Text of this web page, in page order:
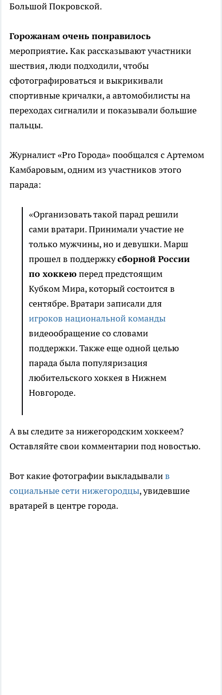
Большой Покровской.
Горожанам очень понравилось
мероприятие.Как рассказывают участники
шествия, люди подходили, чтобы
сфотографироваться и выкрикивали
спортивные кричалки, а автомобилисты на
переходах сигналили и показывали большие
пальцы.
Журналист «Pro Города» пообщался с Артемом
Камбаровым, одним из участников этого
парада:
«Организовать такой парад решили
сами вратари. Принимали участие не
только мужчины, но и девушки. Марш
прошел в поддержкусборной России
по хоккею перед предстоящим
Кубком Мира, который состоится в
сентябре. Вратари записали для
игроков национальной команды
видеообращение со словами
поддержки. Также еще одной целью
парада была популяризация
любительского хоккея в Нижнем
Новгороде.
А вы следите за нижегородским хоккеем?
Оставляйте свои комментарии под новостью.
Вот какие фотографии выкладывалив
социальные сети нижегородцы, увидевшие
вратарей в центре города.